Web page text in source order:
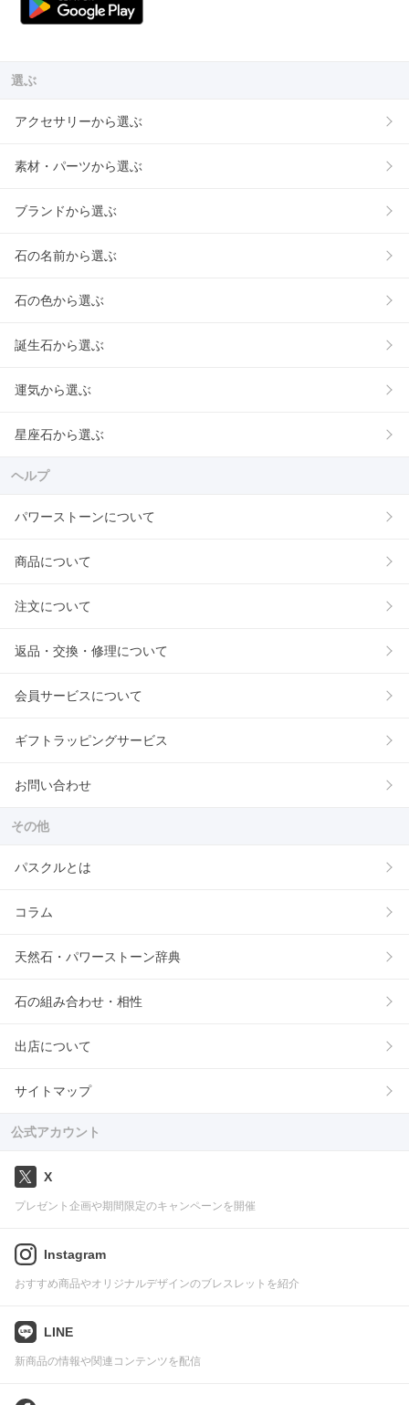
選ぶ
アクセサリーから選ぶ
素材・パーツから選ぶ
ブランドから選ぶ
石の名前から選ぶ
石の色から選ぶ
誕生石から選ぶ
運気から選ぶ
星座石から選ぶ
ヘルプ
パワーストーンについて
商品について
注文について
返品・交換・修理について
会員サービスについて
ギフトラッピングサービス
お問い合わせ
その他
パスクルとは
コラム
天然石・パワーストーン辞典
石の組み合わせ・相性
出店について
サイトマップ
公式アカウント
X
プレゼント企画や期間限定のキャンペーンを開催
Instagram
おすすめ商品やオリジナルデザインのブレスレットを紹介
LINE
新商品の情報や関連コンテンツを配信